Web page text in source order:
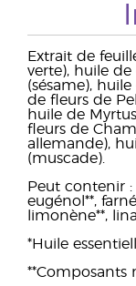
Extrait de
verte), huile
(sésame),
de fleurs de
huile de
fleurs de
allemande),
(muscade).
Peut contenir :
eugénol**,
limonène**,
*Huile
**Composants